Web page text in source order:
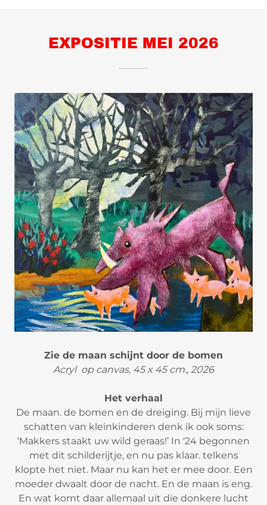
EXPOSITIE MEI 2026
Zie de maan schijnt door de bomen
Acryl op canvas, 45 x 45 cm., 2026
Het verhaal
De maan. de bomen en de dreiging. Bij mijn lieve
schatten van kleinkinderen denk ik ook soms:
‘Makkers staakt uw wild geraas!’ In '24 begonnen
met dit schilderijtje, en nu pas klaar. telkens
klopte het niet. Maar nu kan het er mee door. Een
moeder dwaalt door de nacht. En de maan is eng.
En wat komt daar allemaal uit die donkere lucht